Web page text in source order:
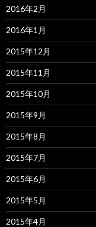
2016年2月
2016年1月
2015年12月
2015年11月
2015年10月
2015年9月
2015年8月
2015年7月
2015年6月
2015年5月
2015年4月